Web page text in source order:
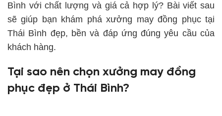
Bình với chất lượng và giá cả hợp lý? Bài viết sau
sẽ giúp bạn khám phá xưởng may đồng phục tại
Thái Bình đẹp, bền và đáp ứng đúng yêu cầu của
khách hàng.
Tại sao nên chọn xưởng may đồng
phục đẹp ở Thái Bình?